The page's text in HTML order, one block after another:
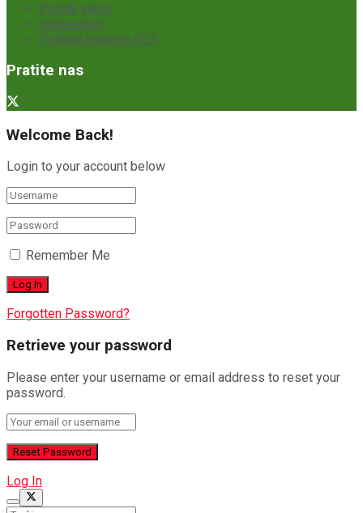
Pošalji vijest
Impressum
Politika kolačića (EU)
Pratite nas
Welcome Back!
Login to your account below
Remember Me
Forgotten Password?
Retrieve your password
Please enter your username or email address to reset your
password.
Log In